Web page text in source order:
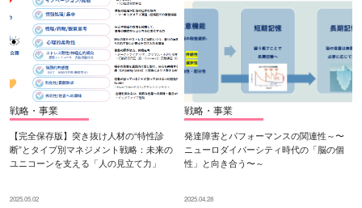
戦略・事業
【完全保存版】突き抜け人材の“特性診
断”とタイプ別マネジメント戦略：未来の
ユニコーンを支える「人の見立て力」
2025.05.02
戦略・事業
発達障害とパフォーマンスの関連性～〜
ニューロダイバーシティ時代の「脳の個
性」と向き合う〜～
2025.04.28